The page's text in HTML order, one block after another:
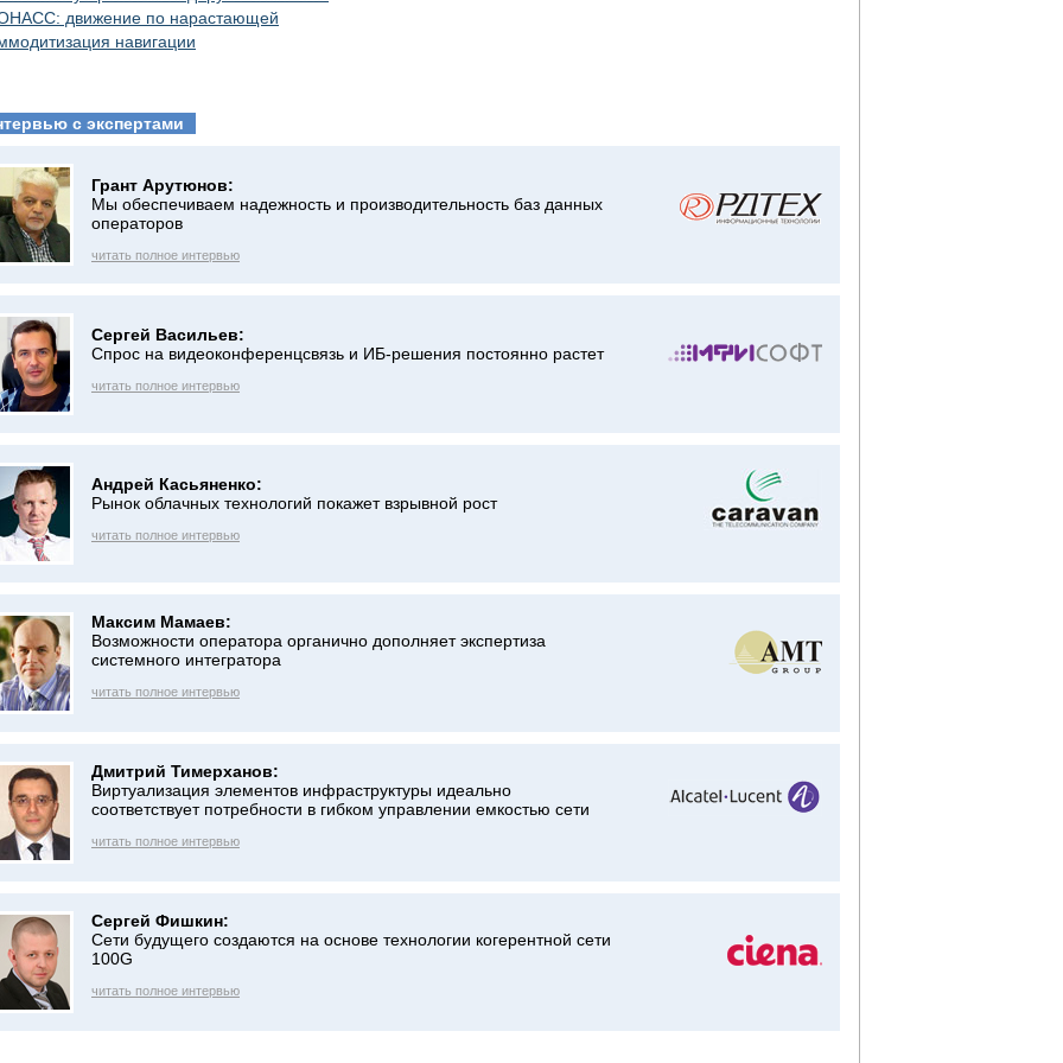
движение по нарастающей
навигации
с экспертами
Грант Арутюнов:
Мы обеспечиваем надежность и производительность баз данных
операторов
читать полное интервью
Сергей Васильев:
Спрос на видеоконференцсвязь и ИБ-решения постоянно растет
читать полное интервью
Андрей Касьяненко:
Рынок облачных технологий покажет взрывной рост
читать полное интервью
Максим Мамаев:
Возможности оператора органично дополняет экспертиза
системного интегратора
читать полное интервью
Дмитрий Тимерханов:
Виртуализация элементов инфраструктуры идеально
соответствует потребности в гибком управлении емкостью сети
читать полное интервью
Сергей Фишкин:
Сети будущего создаются на основе технологии когерентной сети
100G
читать полное интервью